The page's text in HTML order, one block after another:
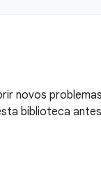
novos
biblioteca